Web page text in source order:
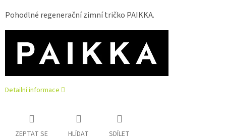
Pohodlné regenerační zimní tričko PAIKKA.
Detailní informace
ZEPTAT SE HLÍDAT SDÍLET